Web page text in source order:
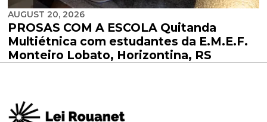
AUGUST 20, 2026
PROSAS COM A ESCOLA Quitanda
Multiétnica com estudantes da E.M.E.F.
Monteiro Lobato, Horizontina, RS